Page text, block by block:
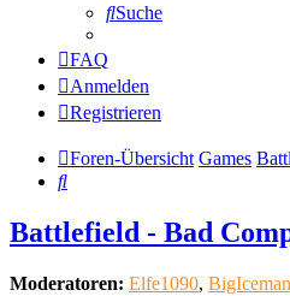
Suche
FAQ
Anmelden
Registrieren
Foren-Übersicht Games
Suche
Battlefield - Bad
Moderatoren: Elfe1090,